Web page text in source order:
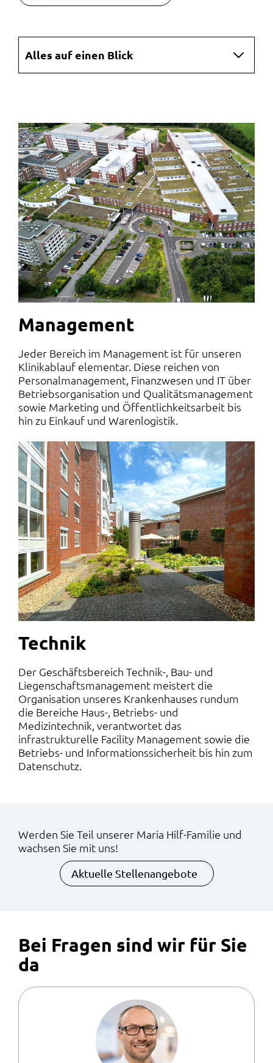
Navigation
überspringen
Alles auf einen Blick
Management
Jeder Bereich im Management ist für unseren
Klinikablauf elementar. Diese reichen von
Personalmanagement, Finanzwesen und IT über
Betriebsorganisation und Qualitätsmanagement
sowie Marketing und Öffentlichkeitsarbeit bis
hin zu Einkauf und Warenlogistik.
Technik
Der Geschäftsbereich Technik-, Bau- und
Liegenschaftsmanagement meistert die
Organisation unseres Krankenhauses rundum
die Bereiche Haus-, Betriebs- und
Medizintechnik, verantwortet das
infrastrukturelle Facility Management sowie die
Betriebs- und Informationssicherheit bis hin zum
Datenschutz.
Werden Sie Teil unserer Maria Hilf-Familie und
wachsen Sie mit uns!
Aktuelle Stellenangebote
Bei Fragen sind wir für Sie
da